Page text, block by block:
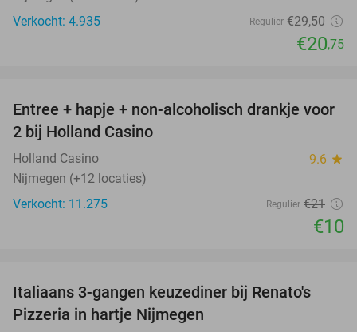
Verkocht: 4.935
Regulier €29,50
€20,75
52%
Entree + hapje + non-alcoholisch drankje voor
2 bij Holland Casino
Holland Casino 9.6 star
Nijmegen (+12 locaties)
Verkocht: 11.275
Regulier €21
€10
31%
Italiaans 3-gangen keuzediner bij Renato's
Pizzeria in hartje Nijmegen